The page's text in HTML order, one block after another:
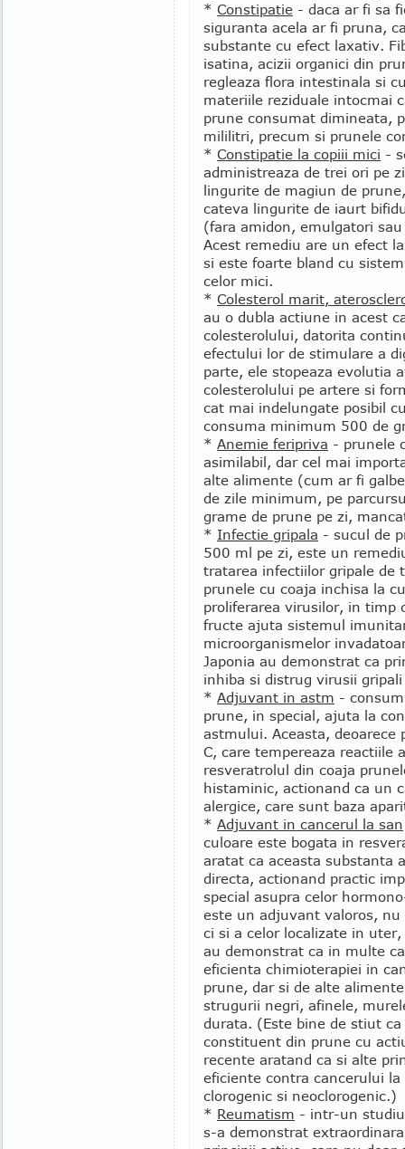
* Constipatie - daca ar fi sa
siguranta acela ar fi pruna,
substante cu efect laxativ.
isatina, acizii organici din
regleaza flora intestinala si
materiile reziduale intocmai
prune consumat dimineata,
mililitri, precum si prunele
* Constipatie la copiii mici -
administreaza de trei ori pe
lingurite de magiun de
cateva lingurite de iaurt
(fara amidon, emulgatori
Acest remediu are un efect
si este foarte bland cu
celor mici.
* Colesterol marit,
au o dubla actiune in acest
colesterolului, datorita
efectului lor de stimulare a
parte, ele stopeaza evolutia
colesterolului pe artere si
cat mai indelungate posibil
consuma minimum 500 de
* Anemie feripriva - prunele
asimilabil, dar cel mai
alte alimente (cum ar fi
de zile minimum, pe
grame de prune pe zi,
* Infectie gripala - sucul de
500 ml pe zi, este un
tratarea infectiilor gripale de
prunele cu coaja inchisa la
proliferarea virusilor, in timp
fructe ajuta sistemul
microorganismelor
Japonia au demonstrat ca
inhiba si distrug virusii
* Adjuvant in astm -
prune, in special, ajuta la
astmului. Aceasta,
C, care tempereaza reactiile
resveratrolul din coaja
histaminic, actionand ca un
alergice, care sunt baza
* Adjuvant in cancerul la san
culoare este bogata in
aratat ca aceasta substanta
directa, actionand practic
special asupra celor
este un adjuvant valoros,
ci si a celor localizate in
au demonstrat ca in multe
eficienta chimioterapiei in
prune, dar si de alte
strugurii negri, afinele,
durata. (Este bine de stiut
constituent din prune cu
recente aratand ca si alte
eficiente contra cancerului
clorogenic si neoclorogenic.)
* Reumatism - intr-un
s-a demonstrat